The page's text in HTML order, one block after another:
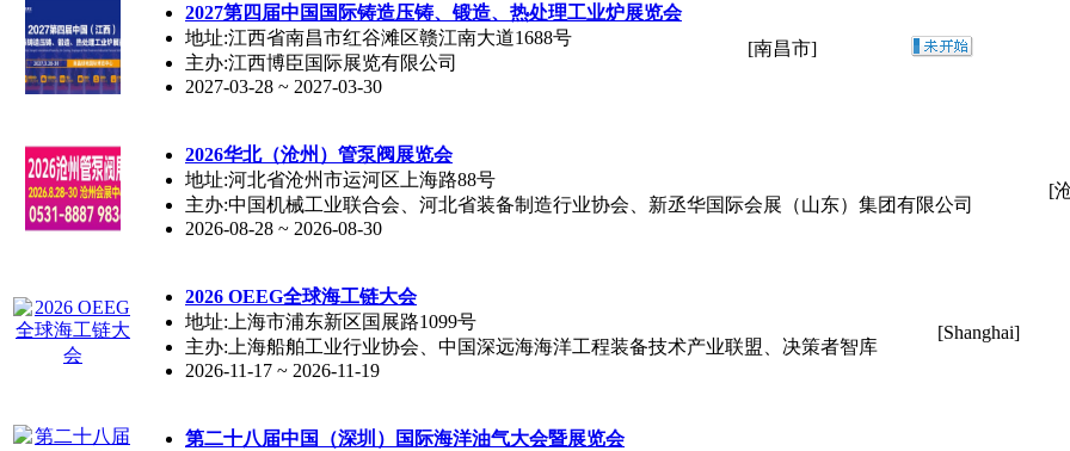
2027第四届中国国际铸造压铸、锻造、热处理工业炉展览会
地址:江西省南昌市红谷滩区赣江南大道1688号
主办:江西博臣国际展览有限公司
2027-03-28 ~ 2027-03-30
[南昌市]
2026华北（沧州）管泵阀展览会
地址:河北省沧州市运河区上海路88号
主办:中国机械工业联合会、河北省装备制造行业协会、新丞华国际会展（山东）集团有限公司
2026-08-28 ~ 2026-08-30
[
2026 OEEG全球海工链大会
地址:上海市浦东新区国展路1099号
主办:上海船舶工业行业协会、中国深远海海洋工程装备技术产业联盟、决策者智库
2026-11-17 ~ 2026-11-19
[Shanghai]
第二十八届中国（深圳）国际海洋油气大会暨展览会